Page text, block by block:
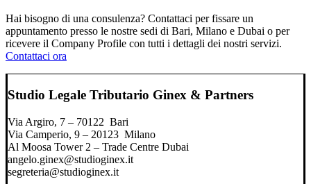
Hai bisogno di una consulenza? Contattaci per fissare un
appuntamento presso le nostre sedi di Bari, Milano e Dubai o per
ricevere il Company Profile con tutti i dettagli dei nostri servizi.
Contattaci ora
Studio Legale Tributario Ginex & Partners
Via Argiro, 7 – 70122 Bari
Via Camperio, 9 – 20123 Milano
Al Moosa Tower 2 – Trade Centre Dubai
angelo.ginex@studioginex.it
segreteria@studioginex.it